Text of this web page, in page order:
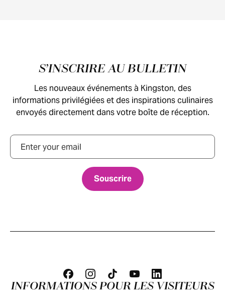
Pied de pageS’INSCRIRE AU BULLETIN
Les nouveaux événements à Kingston, des
informations privilégiées et des inspirations culinaires
envoyés directement dans votre boîte de réception.
Courriel
INFORMATIONS POUR LES VISITEURS